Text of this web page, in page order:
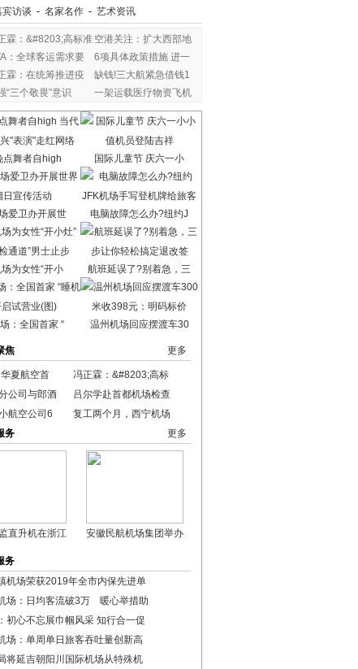
宾访谈 - 名家名作 - 艺术资讯
霖：&#8203;高标准 空港关注：扩大西部地
：全球客运需求要
6项具体政策措施 进一
霖：在统筹推进疫
缺钱!三大航紧急借钱1
“三个敬畏”意识
一架运载医疗物资飞机
点舞者自high 国际儿童节 庆六一小
爱卫办开展世 电脑故障怎么办?纽约J
为女性“开小 航班延误了?别着急，三
：全国首家 “ 温州机场回应摆渡车30
焦 更多
夏航空首
冯正霖：&#8203;高标
公司与郎酒
吕尔学赴首都机场检查
航空公司6
复工两个月，西宁机场
务
更多
直升机在浙江 安徽民航机场集团举办
务
机场荣获2019年全市内保先进单
场：日均客流破3万 暖心举措助
初心不忘展巾帼风采 知行合一促
场：单周单日旅客吞吐量创新高
将延吉朝阳川国际机场从特殊机